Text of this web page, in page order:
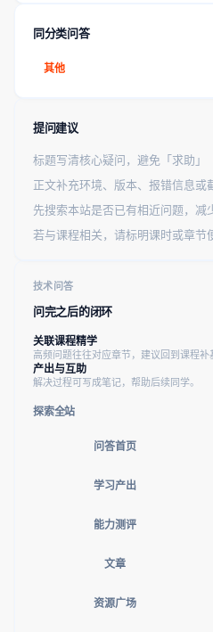
同分类问答
其他
提问建议
标题写清核心疑问，避免「求助」
正文补充环境、版本、报错信息或
先搜索本站是否已有相近问题，减
若与课程相关，请标明课时或章节
技术问答
问完之后的闭环
关联课程精学
高频问题往往对应章节，建议回到课程补
产出与互助
解决过程可写成笔记，帮助后续同学。
探索全站
问答首页
学习产出
能力测评
文章
资源广场